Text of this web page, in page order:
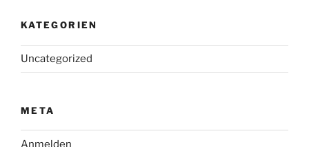
KATEGORIEN
Uncategorized
META
Anmelden